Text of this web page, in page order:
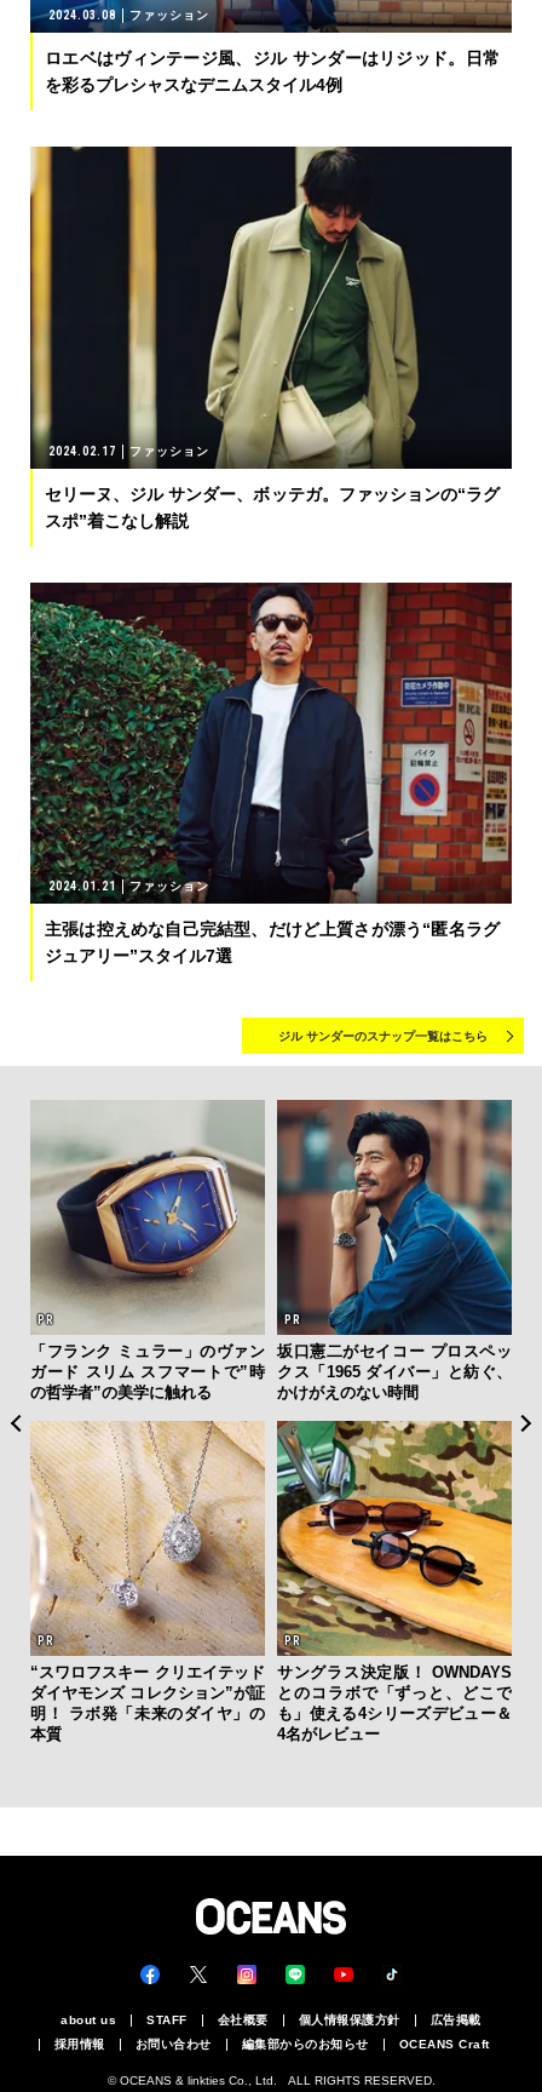
2024.03.08 ファッション
ロエベはヴィンテージ風、ジル サンダーはリジッド。日常
を彩るプレシャスなデニムスタイル4例
2024.02.17 ファッション
セリーヌ、ジル サンダー、ボッテガ。ファッションの“ラグ
スポ”着こなし解説
2024.01.21 ファッション
主張は控えめな自己完結型、だけど上質さが漂う“匿名ラグ
ジュアリー”スタイル7選
ジル サンダーのスナップ一覧はこちら
「フランク ミュラー」のヴァン
ガード スリム スフマートで”時
の哲学者”の美学に触れる
坂口憲二がセイコー プロスペッ
クス「1965 ダイバー」と紡ぐ、
かけがえのない時間
“スワロフスキー クリエイテッド
ダイヤモンズ コレクション”が証
明！ ラボ発「未来のダイヤ」の
本質
サングラス決定版！ OWNDAYS
とのコラボで「ずっと、どこで
も」使える4シリーズデビュー＆
4名がレビュー
な
about us STAFF 会社概要 個人情報保護方針
広告掲載
採用情報
お問い合わせ 編集部からのお知らせ OCEANS Craft
© OCEANS & linkties Co., Ltd. ALL RIGHTS RESERVED.